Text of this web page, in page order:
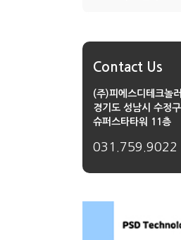
Contact Us
(주)피에스디테크놀
경기도 성남시 수정
슈퍼스타타워 11층
031.759.9022